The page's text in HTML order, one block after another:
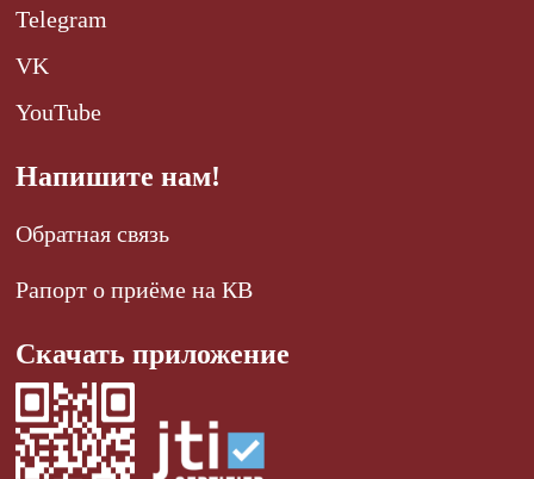
Telegram
VK
YouTube
Напишите нам!
Обратная связь
Рапорт о приёме на КВ
Скачать приложение